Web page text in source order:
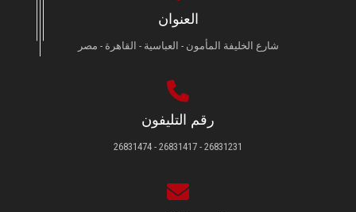
العنوان
شارع الخليفة المأمون - العباسية - القاهرة - مصر
رقم التليفون
26831231 - 26831417 - 26831474